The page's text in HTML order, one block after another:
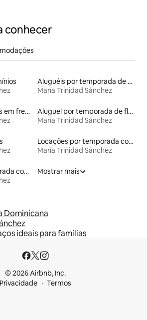
conhecer
Aluguéis por temporada de acomodações de luxo
María Trinidad Sánchez
Aluguéis de espaços em frente à praia
Aluguel por temporada de flats
María Trinidad Sánchez
Locações por temporada com piscina
María Trinidad Sánchez
Aluguéis por temporada com acesso à praia
Mostrar mais
Dominicana
ideais para famílias
© 2026 Airbnb, Inc.
Privacidade
Termos